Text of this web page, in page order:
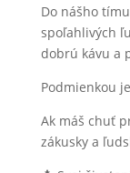
Do nášho
spoľahlivých
dobrú kávu a
Podmienkou
Ak máš chuť
zákusky a